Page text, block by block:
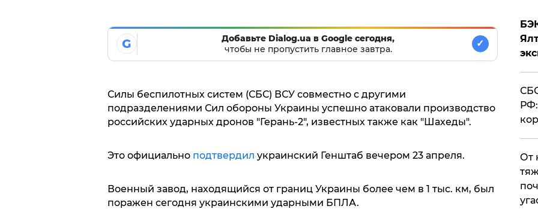
G
Добавьте Dialog.ua в Google сегодня,
чтобы не пропустить главное завтра.
✓
Силы беспилотных систем (СБС) ВСУ совместно с другими
подразделениями Сил обороны Украины успешно атаковали производство
российских ударных дронов "Герань-2", известных также как "Шахеды".
Это официально подтвердил украинский Генштаб вечером 23 апреля.
Военный завод, находящийся от границ Украины более чем в 1 тыс. км, был
поражен сегодня украинскими ударными БПЛА.
От